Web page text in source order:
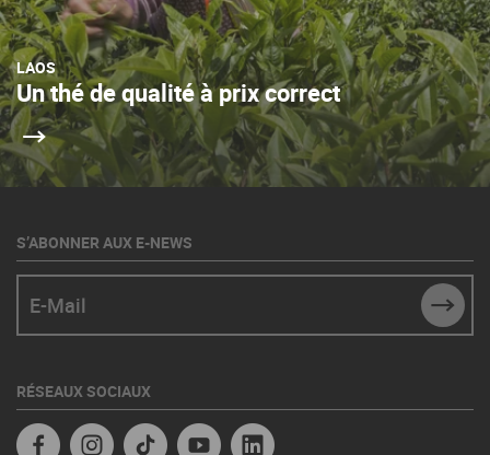
LAOS
Un thé de qualité à prix correct
S’ABONNER AUX E-NEWS
RÉSEAUX SOCIAUX
FacebookInstagramTikTok YouTube